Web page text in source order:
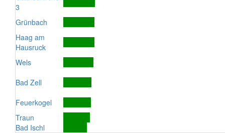
3
Grünbach
Haag am
Hausruck
Wels
Bad Zell
Feuerkogel
Traun
Bad Ischl